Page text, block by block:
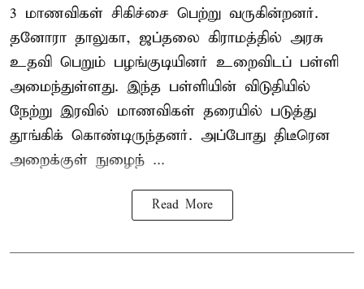
3 மாணவிகள் சிகிச்சை பெற்று வருகின்றனர்.
தனோரா தாலுகா, ஜப்தலை கிராமத்தில் அரசு
உதவி பெறும் பழங்குடியினர் உறைவிடப் பள்ளி
அமைந்துள்ளது. இந்த பள்ளியின் விடுதியில்
நேற்று இரவில் மாணவிகள் தரையில் படுத்து
தூங்கிக் கொண்டிருந்தனர். அப்போது திடீரென
அறைக்குள் நுழைந் ...
Read More